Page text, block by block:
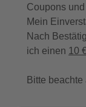
Coupons
Mein
Nach
ich einen 10
Bitte